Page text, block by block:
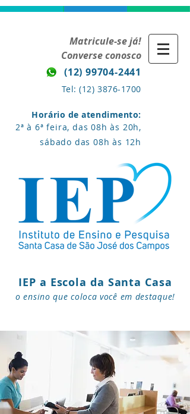
Matricule-se já!
Converse conosco
(12) 99704-2441
Tel:(12) 3876-1700
Horário de atendimento:
2ª à 6ª feira, das 08h às 20h,
sábado das 08h às 12h
IEP a Escola da Santa Casa
o ensino que coloca você em destaque!